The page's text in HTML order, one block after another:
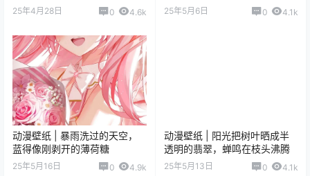
25年4月28日 0 4.6k 25年5月6日 0 4.1k
动漫壁纸 | 暴雨洗过的天空，
蓝得像刚剥开的薄荷糖
25年5月16日 0 4.9k
动漫壁纸 | 阳光把树叶晒成半
透明的翡翠，蝉鸣在枝头沸腾
25年5月13日 0 4.1k